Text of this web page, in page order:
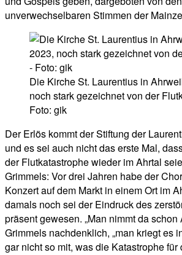
unverwechselbaren Stimmen der
Die Kirche St. Laurentius in
noch stark gezeichnet von der
Foto: gik
Der Erlös kommt der Stiftung der
und es sei auch nicht das erste Mal,
der Flutkatastrophe wieder im Ahrtal
Grimmels: Vor drei Jahren habe der
Konzert auf dem Markt in einem Ort im
damals noch sei der Eindruck des
präsent gewesen. „Man nimmt da schon
Grimmels nachdenklich, „man kriegt es
gar nicht so mit, was die Katastrophe für